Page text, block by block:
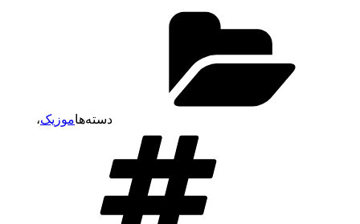
دسته‌هاموزیک،